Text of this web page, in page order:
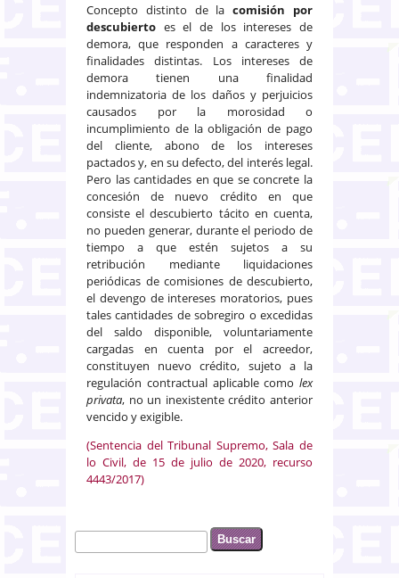
Concepto distinto de lacomisión por
descubierto es el de los intereses de
demora, que responden a caracteres y
finalidades distintas. Los intereses de
demora tienen una finalidad
indemnizatoria de los daños y perjuicios
causados por la morosidad o
incumplimiento de la obligación de pago
del cliente, abono de los intereses
pactados y, en su defecto, del interés legal.
Pero las cantidades en que se concrete la
concesión de nuevo crédito en que
consiste el descubierto tácito en cuenta,
no pueden generar, durante el periodo de
tiempo a que estén sujetos a su
retribución mediante liquidaciones
periódicas de comisiones de descubierto,
el devengo de intereses moratorios, pues
tales cantidades de sobregiro o excedidas
del saldo disponible, voluntariamente
cargadas en cuenta por el acreedor,
constituyen nuevo crédito, sujeto a la
regulación contractual aplicable como lex
privata, no un inexistente crédito anterior
vencido y exigible.
(Sentencia del Tribunal Supremo, Sala de
lo Civil, de 15 de julio de 2020, recurso
4443/2017)
Formulario de búsqueda
Buscar